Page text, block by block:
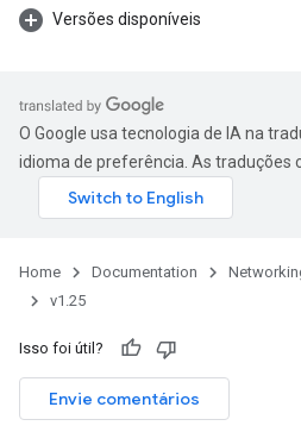
Versões disponíveis
O Google usa tecnologia de IA na
idioma de preferência. As traduções
Home Documentation
v1.25
Isso foi útil?
Envie comentários